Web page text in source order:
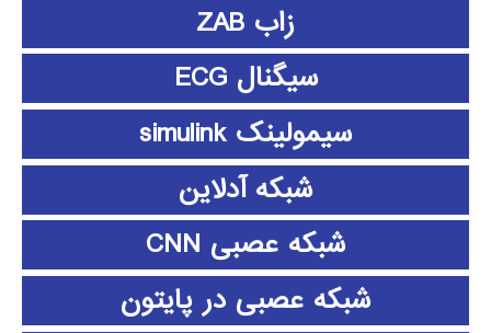
زاب ZAB
سیگنال ECG
سیمولینک simulink
شبکه آدلاین
شبکه عصبی CNN
شبکه عصبی در پایتون